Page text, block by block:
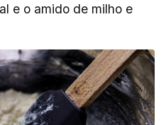
e o amido de milho e